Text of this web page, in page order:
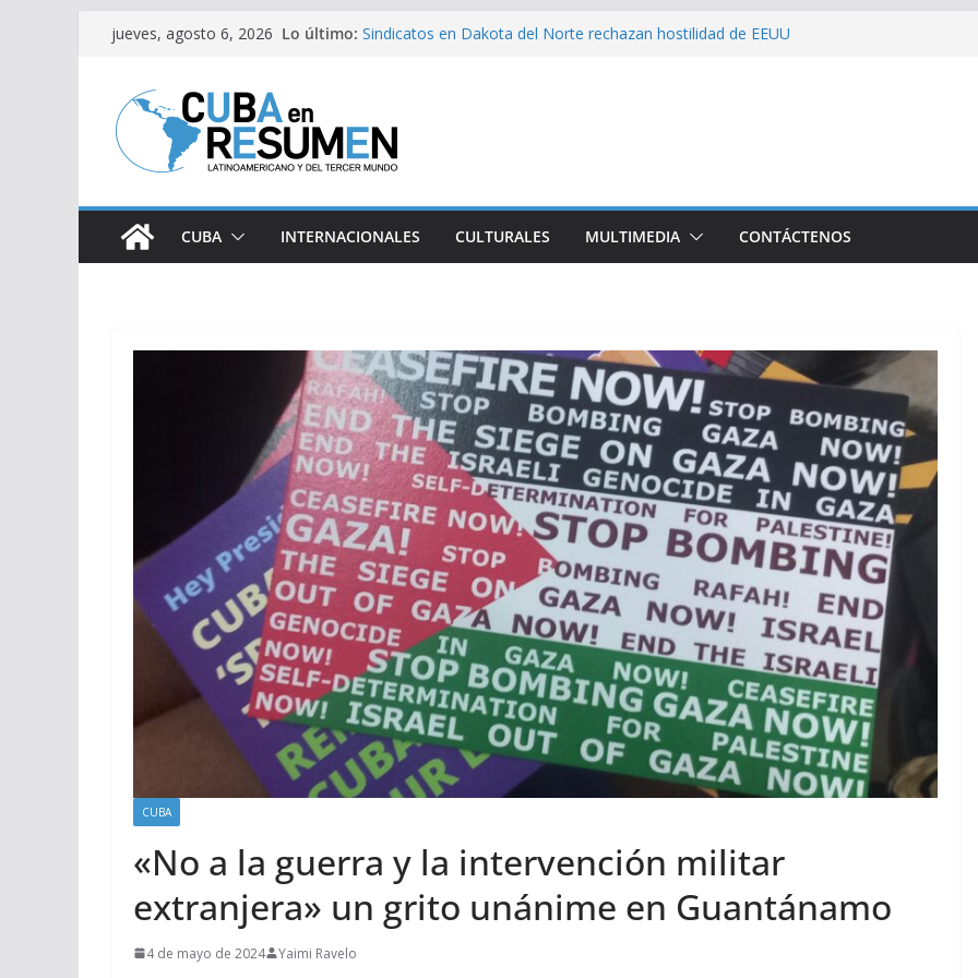
Saltar
contenido
jueves, agosto 6, 2026 Lo último: Sindicatos en Dakota del Norte rechazan hostilidad de EEUU
Brasil retira a embajador y rebaja relación diplomática con
Argentina
CUBA INTERNACIONALES CULTURALES MULTIMEDIA CONTÁCTENOS
CUBA
«No a la guerra y la intervención militar
extranjera» un grito unánime en Guantánamo
4 de mayo de 2024 Yaimi Ravelo